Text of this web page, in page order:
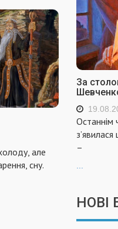
але
сну.
За
Останнім
–
...
НОВІ